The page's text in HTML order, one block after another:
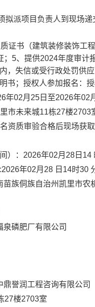
拟派项目 负责人到现场递
证书（建筑装修装饰工
；5、提供2024年度审
，失信或受行政处罚供
书；授权人参加报名：
年02月 25 日至2026年02
市未来城11栋27楼2703
资质审验合格后现场获取
） ： 2026年02月 28 日 14
:2026年02月 28 日 14时30
苗族侗族自治州凯里市农
泉磷肥厂有限公司
鼎誉润工程咨询有限公司
27楼2703室